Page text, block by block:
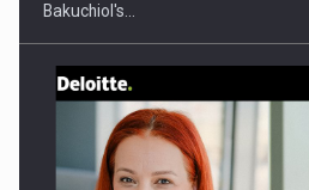
Bakuchiol's…